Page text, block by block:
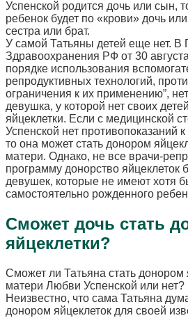
Успенской родится дочь или сын,
ребенок будет по «крови» дочь
сестра или брат.
У самой Татьяны детей еще нет. В
Здравоохранения РФ от 30
порядке использования
репродуктивных технологий,
ограничения к их применению”,
девушка, у которой нет своих
яйцеклетки. Если с медицинской
Успенской нет противопоказаний
то она может стать донором
матери. Однако, не все врачи-
программу донорство яйцеклеток
девушек, которые не имеют хотя
самостоятельно рожденного
Сможет дочь стать
яйцеклетки?
Сможет ли Татьяна стать донором
матери Любви Успенской или нет?
Неизвестно, что сама Татьяна
донором яйцеклеток для своей